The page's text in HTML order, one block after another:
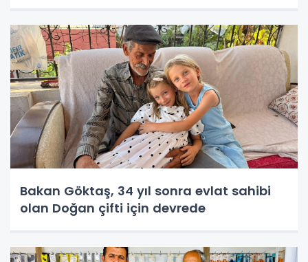
Bakan Göktaş, 34 yıl sonra evlat sahibi
olan Doğan çifti için devrede